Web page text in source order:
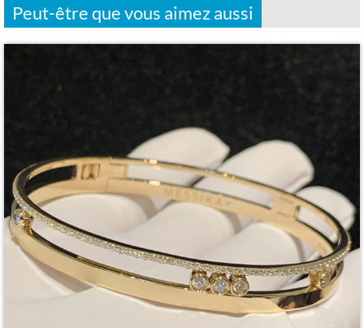
Peut-être que vous aimez aussi